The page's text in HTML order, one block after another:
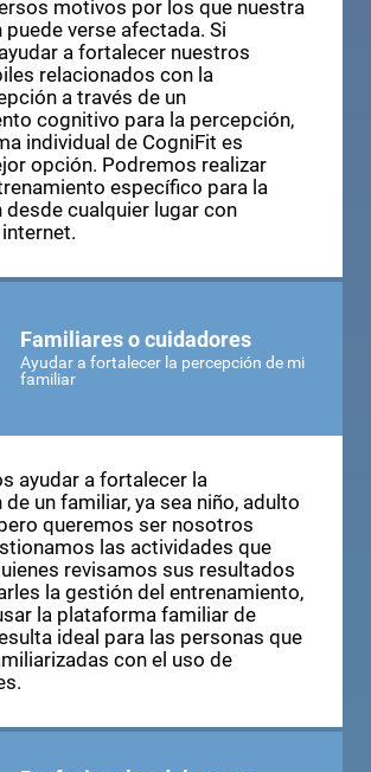
motivos por los que nuestra
verse afectada. Si
a fortalecer nuestros
relacionados con la
a través de un
cognitivo para la percepción,
individual de CogniFit es
opción. Podremos realizar
específico para la
cualquier lugar con
Familiares o cuidadores
ayudar a fortalecer la
un familiar, ya sea niño, adulto
queremos ser nosotros
las actividades que
revisamos sus resultados
la gestión del entrenamiento,
la plataforma familiar de
ideal para las personas que
con el uso de